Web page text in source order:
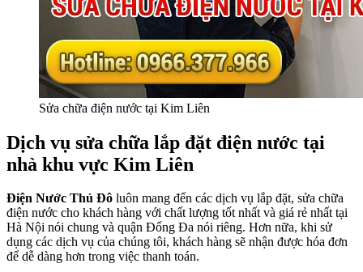
Sửa chữa điện nước tại Kim Liên
Dịch vụ sửa chữa lắp đặt điện nước tại
nhà khu vực Kim Liên
Điện Nước Thủ Đô luôn mang đến các dịch vụ lắp đặt, sửa chữa
điện nước cho khách hàng với chất lượng tốt nhất và giá rẻ nhất tại
Hà Nội nói chung và quận Đống Đa nói riêng. Hơn nữa, khi sử
dụng các dịch vụ của chúng tôi, khách hàng sẽ nhận được hóa đơn
để dễ dàng hơn trong việc thanh toán.